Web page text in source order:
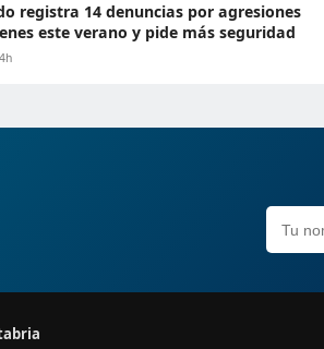
registra 14 denuncias por agresiones
este verano y pide más seguridad